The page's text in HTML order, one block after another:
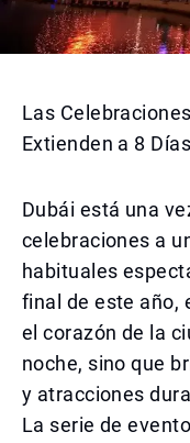
Las
Extienden a 8
Dubái está una
celebraciones a
habituales
final de este año,
el corazón de la
noche, sino que
y atracciones
La serie de